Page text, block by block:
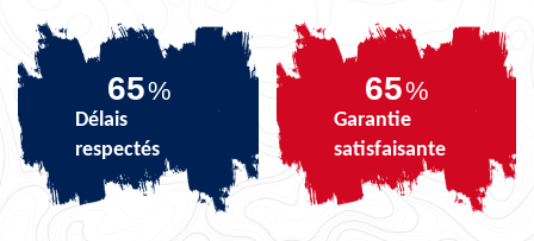
82%
Délais
respectés
82%
Garantie
satisfaisante